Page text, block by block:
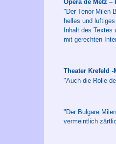
Opéra de Metz –
"Der Tenor Milen
helles und
Inhalt des
mit gerechten
Theater Krefeld -
"Auch die Rolle
"Der Bulgare
vermeintlich